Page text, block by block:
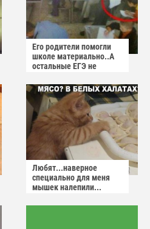
Его родители помогли
школе материально..А
остальные ЕГЭ не
Любят...наверное
специально для меня
мышек налепили...